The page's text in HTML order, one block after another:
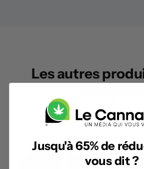
Les autres
Jusqu'à 65% de
vous dit ?